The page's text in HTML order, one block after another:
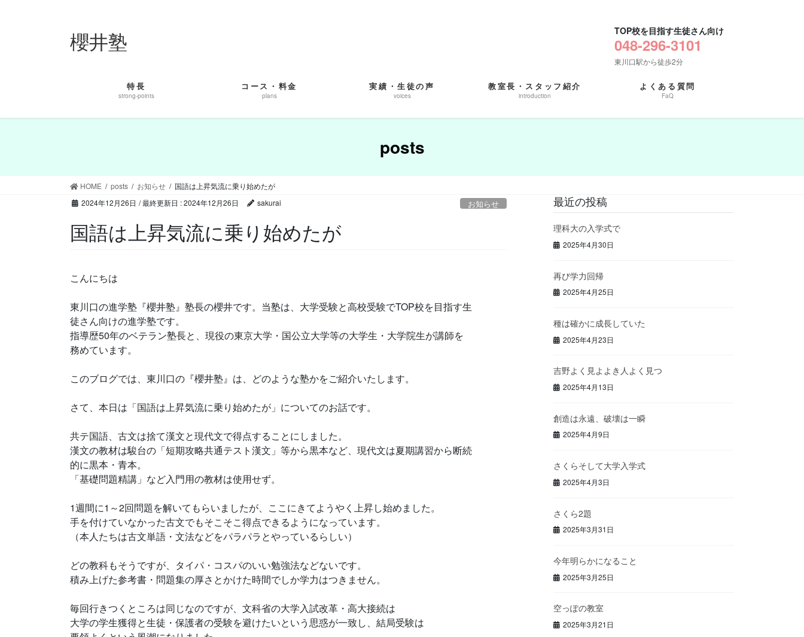
移
櫻井塾 TOP校を目指す生徒さん向け
048-296-3101
東川口駅から徒歩2分
特長
strong-points
コース・料金
plans
実績・生徒の声
voices
教室長・スタッフ紹介
introduction
よくある質問
FaQ
posts
HOME posts お知らせ
国語は上昇気流に乗り始めたが
2024年12月26日 / 最終更新日 :2024年12月26日 sakurai お知らせ
国語は上昇気流に乗り始めたが
こんにちは
東川口の進学塾『櫻井塾』塾長の櫻井です。当塾は、大学受験と高校受験でTOP校を目指す生
徒さん向けの進学塾です。
指導歴50年のベテラン塾長と、現役の東京大学・国公立大学等の大学生・大学院生が講師を
務めています。
このブログでは、東川口の『櫻井塾』は、どのような塾かをご紹介いたします。
さて、本日は「国語は上昇気流に乗り始めたが」についてのお話です。
共テ国語、古文は捨て漢文と現代文で得点することにしました。
漢文の教材は駿台の「短期攻略共通テスト漢文」等から黒本など、現代文は夏期講習から断続
的に黒本・青本。
「基礎問題精講」など入門用の教材は使用せず。
1週間に1～2回問題を解いてもらいましたが、ここにきてようやく上昇し始めました。
手を付けていなかった古文でもそこそこ得点できるようになっています。
（本人たちは古文単語・文法などをパラパラとやっているらしい）
どの教科もそうですが、タイパ・コスパのいい勉強法などないです。
積み上げた参考書・問題集の厚さとかけた時間でしか学力はつきません。
毎回行きつくところは同じなのですが、文科省の大学入試改革・高大接続は
大学の学生獲得と生徒・保護者の受験を避けたいという思惑が一致し、結局受験は
最近の投稿
理科大の入学式で
2025年4月30日
再び学力回帰
2025年4月25日
種は確かに成長していた
2025年4月23日
吉野よく見よよき人よく見つ
2025年4月13日
創造は永遠、破壊は一瞬
2025年4月9日
さくらそして大学入学式
2025年4月3日
さくら2題
2025年3月31日
今年明らかになること
2025年3月25日
空っぽの教室
2025年3月21日